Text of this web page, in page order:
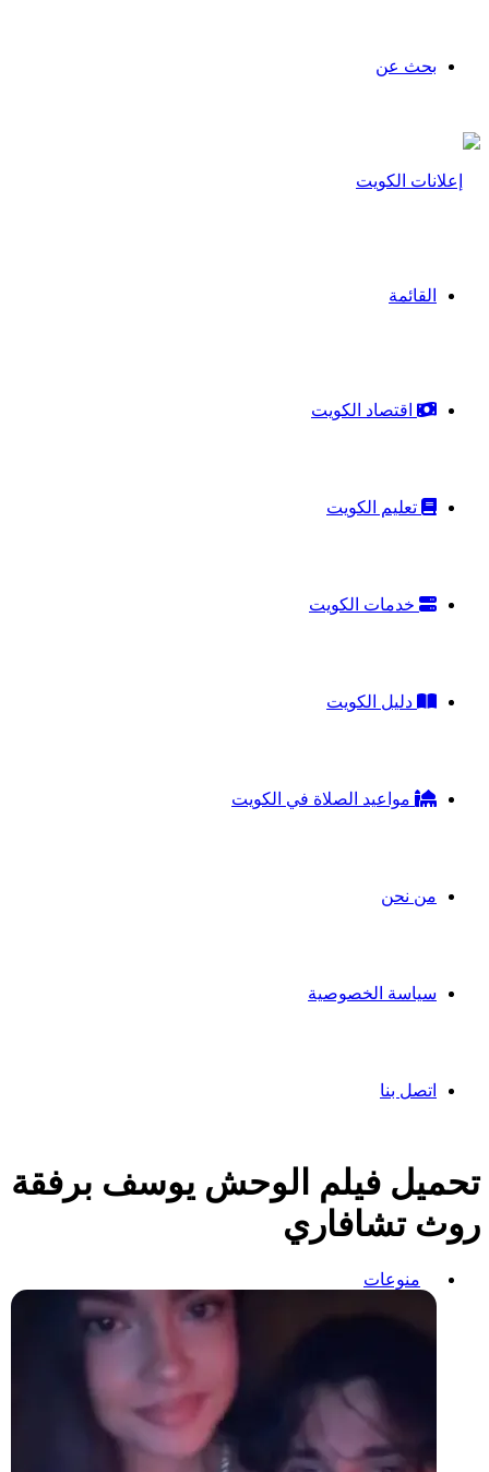
بحث عن
القائمة
اقتصاد الكويت
تعليم الكويت
خدمات الكويت
دليل الكويت
مواعيد الصلاة في الكويت
من نحن
سياسة الخصوصية
اتصل بنا
تحميل فيلم الوحش يوسف برفقة
روث تشافاري
منوعات